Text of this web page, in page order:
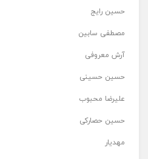
حسین رایج
مصطفی سابین
آرش معروفی
حسین حسینی
علیرضا محبوب
حسین حصارکی
مهدیار